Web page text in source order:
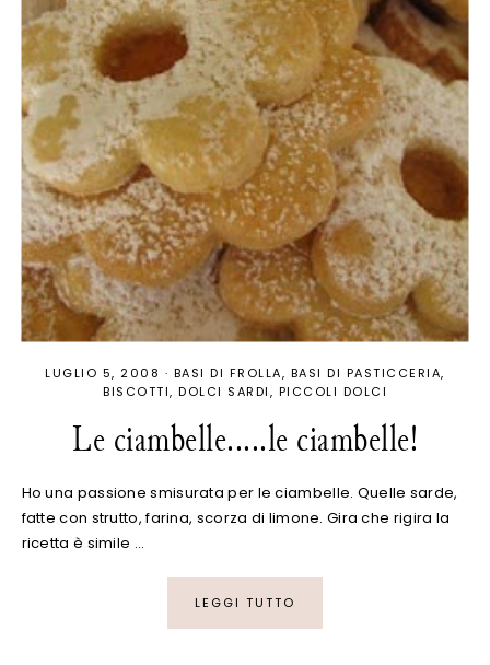
LUGLIO 5, 2008 · BASI DI FROLLA
BASI DI PASTICCERIA
BISCOTTI
DOLCI SARDI PICCOLI DOLCI
Le ciambelle.....le ciambelle!
Ho una passione smisurata per le ciambelle. Quelle sarde,
fatte con strutto, farina, scorza di limone. Gira che rigira la
ricetta è simile …
LEGGI TUTTO